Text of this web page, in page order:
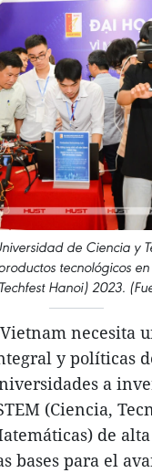
de Ciencia y
tecnológicos
Hanoi) 2023.
necesita
y políticas
a
(Ciencia,
de
bases para el